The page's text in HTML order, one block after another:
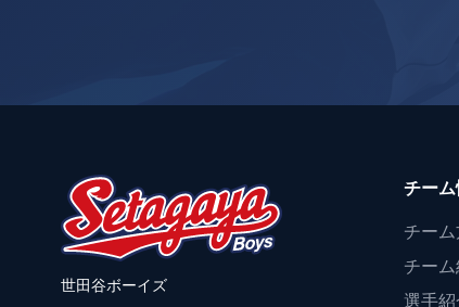
世田谷ボーイズ
チー
チー
チー
選手